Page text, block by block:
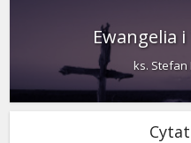
Ewangelia
ks. Stefan